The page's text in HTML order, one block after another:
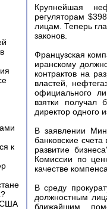
к
США
Крупнейшая
регуляторам
лицам. Теперь
законов.
Французская
иранскому
контрактов на
властей,
официального
взятки получал
директор одного
В заявлении
банковские
развитие
Комиссии по
качестве
В среду
должностным
ближайшим